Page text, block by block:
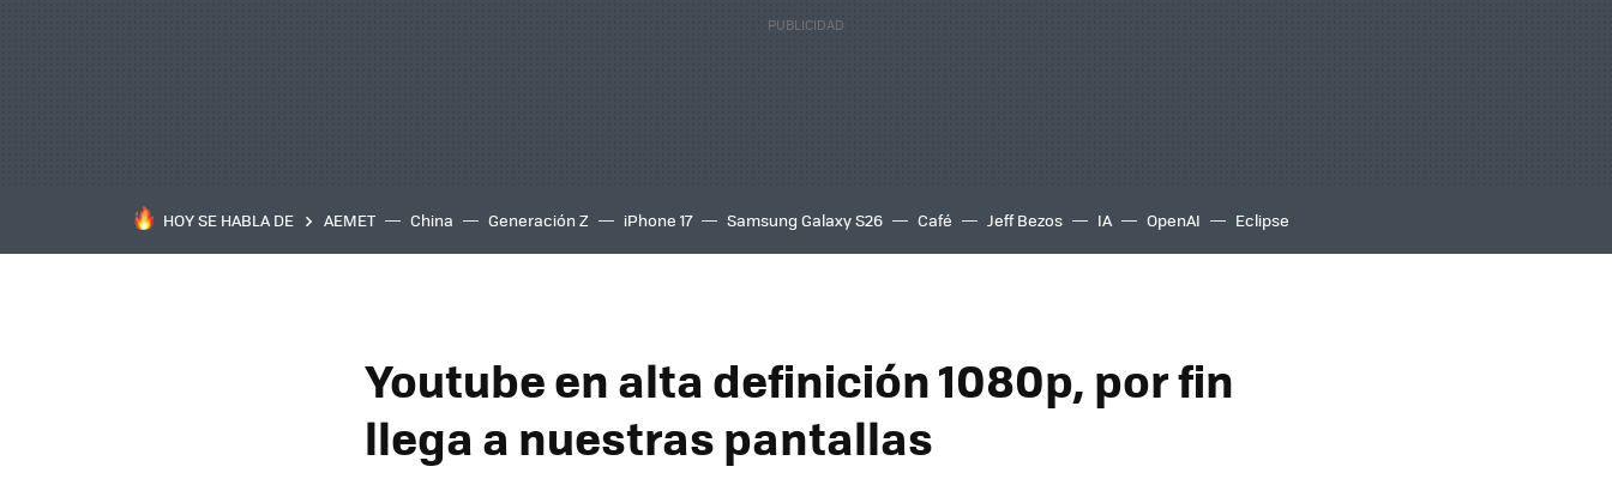
HOY SE HABLA DE AEMET China Generación Z iPhone 17 Samsung Galaxy S26 Café Jeff Bezos IA OpenAI Eclipse
Youtube en alta definición 1080p, por fin
llega a nuestras pantallas